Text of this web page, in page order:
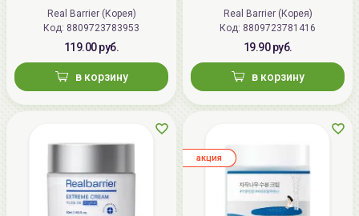
Real Barrier (Корея)
Код: 8809723783953
119.00 руб.
в корзину
Real Barrier (Корея)
Код: 8809723781416
19.90 руб.
в корзину
aкция